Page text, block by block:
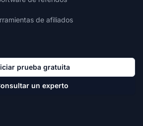
de afiliados
prueba gratuita
un experto